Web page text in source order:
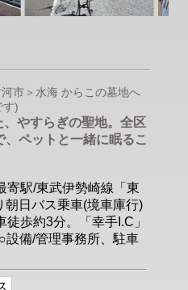
市＞水海 からこの墓地へ
す)
やすらぎの聖地。全区
ペットと一緒に眠るこ
寄駅/東武伊勢崎線「東
朝日バス乗車(境車庫行)
歩約3分。「幸手I.C」
設備/管理事務所、駐車